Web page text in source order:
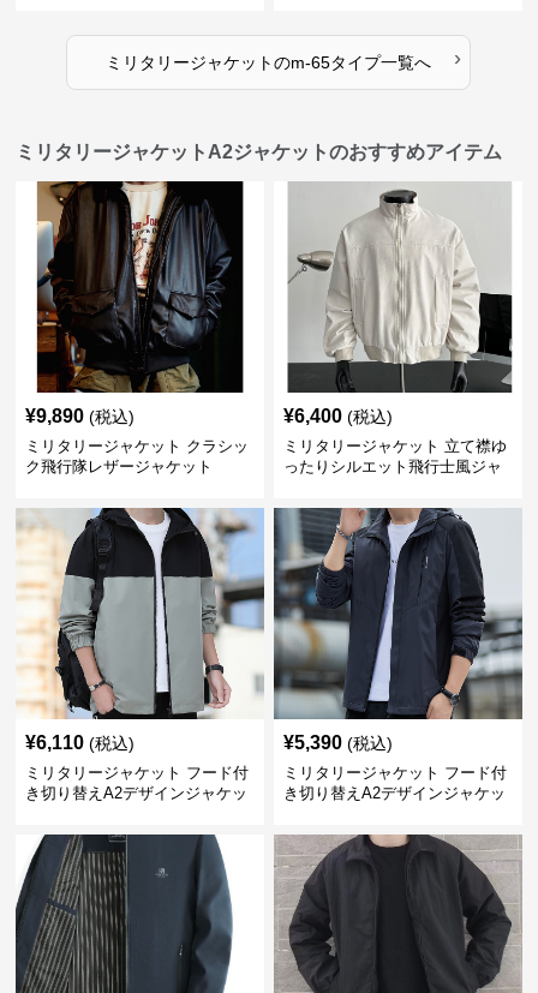
ミリタリージャケットのm-65タイプ一覧へ ›
ミリタリージャケットA2ジャケットのおすすめアイテム
¥9,890 (税込)
ミリタリージャケット クラシッ
ク飛行隊レザージャケット
¥6,400 (税込)
ミリタリージャケット 立て襟ゆ
ったりシルエット飛行士風ジャ
¥6,110 (税込)
ミリタリージャケット フード付
き切り替えA2デザインジャケッ
¥5,390 (税込)
ミリタリージャケット フード付
き切り替えA2デザインジャケッ